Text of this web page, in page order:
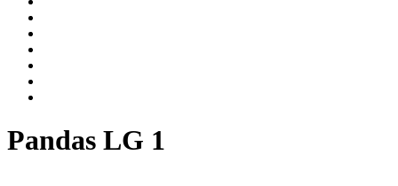
Pandas LG 1